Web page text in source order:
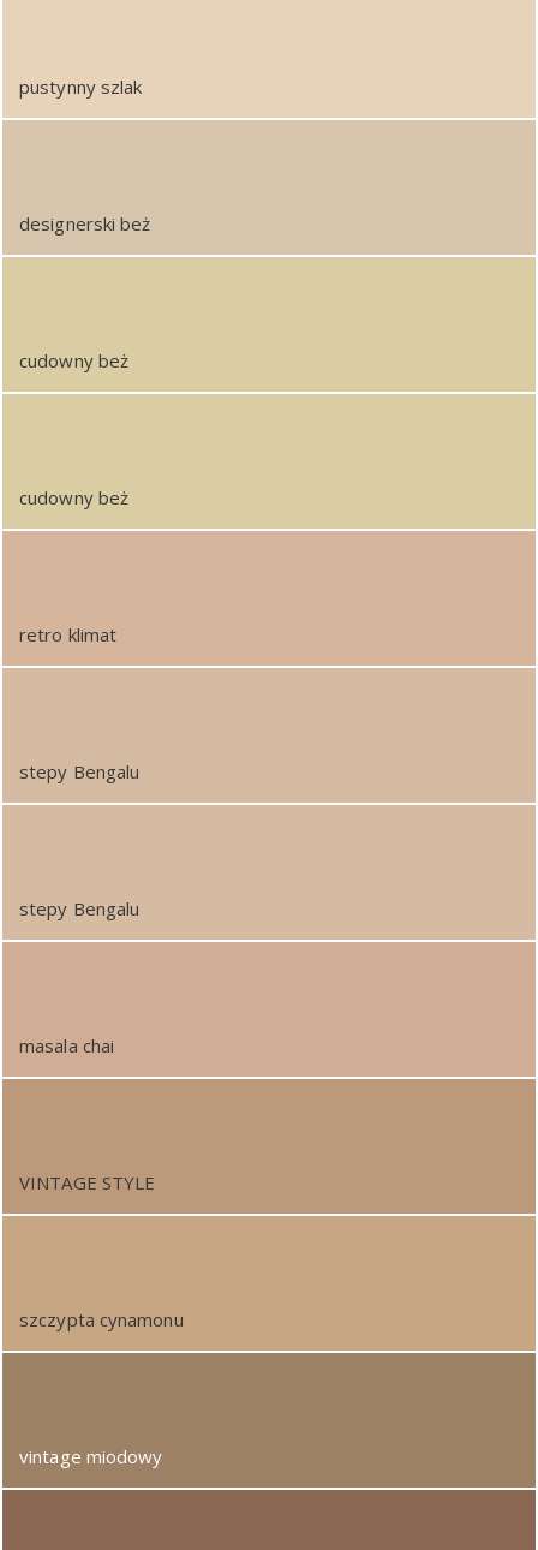
pustynny szlak
designerski beż
cudowny beż
cudowny beż
retro klimat
stepy Bengalu
stepy Bengalu
masala chai
VINTAGE STYLE
szczypta cynamonu
vintage miodowy